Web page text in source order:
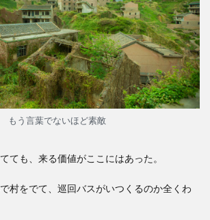
もう言葉でないほど素敵
ても、来る価値がここにはあった。
村をでて、巡回バスがいつくるのか全くわ